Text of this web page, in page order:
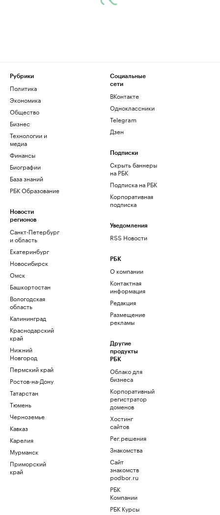
Рубрики
Политика
Экономика
Общество
Бизнес
Технологии и
медиа
Финансы
Биографии
База знаний
РБК Образование
Новости
регионов
Санкт-Петербург
и область
Екатеринбург
Новосибирск
Омск
Башкортостан
Вологодская
область
Калининград
Краснодарский
край
Нижний
Новгород
Пермский край
Ростов-на-Дону
Татарстан
Тюмень
Черноземье
Кавказ
Карелия
Мурманск
Приморский
край
Социальные
сети
ВКонтакте
Одноклассники
Telegram
Дзен
Подписки
Скрыть баннеры
на РБК
Подписка на РБК
Корпоративная
подписка
Уведомления
RSS Новости
РБК
О компании
Контактная
информация
Редакция
Размещение
рекламы
Другие
продукты
РБК
Облако для
бизнеса
Корпоративный
регистратор
доменов
Хостинг
сайтов
Рег.решения
Знакомства
Сайт
знакомств
podbor.ru
РБК
Компании
РБК Курсы